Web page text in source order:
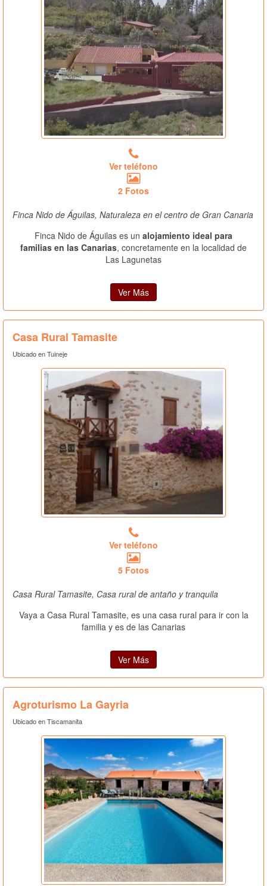
Ver teléfono
2 Fotos
Finca Nido de Águilas, Naturaleza en el centro de Gran Canaria
Finca Nido de Águilas es un alojamiento ideal para
familias en las Canarias, concretamente en la localidad de
Las Lagunetas
Ver Más
Casa Rural Tamasite
Ubicado en Tuineje
Ver teléfono
5 Fotos
Casa Rural Tamasite, Casa rural de antaño y tranquila
Vaya a Casa Rural Tamasite, es una casa rural para ir con la
familia y es de las Canarias
Ver Más
Agroturismo La Gayria
Ubicado en Tiscamanita